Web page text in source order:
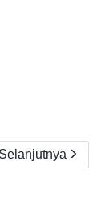
Selanjutnya